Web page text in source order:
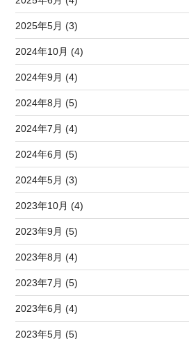
2025年5月 (3)
2024年10月 (4)
2024年9月 (4)
2024年8月 (5)
2024年7月 (4)
2024年6月 (5)
2024年5月 (3)
2023年10月 (4)
2023年9月 (5)
2023年8月 (4)
2023年7月 (5)
2023年6月 (4)
2023年5月 (5)